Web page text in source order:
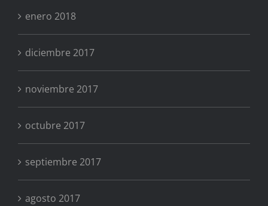
enero 2018
diciembre 2017
noviembre 2017
octubre 2017
septiembre 2017
agosto 2017